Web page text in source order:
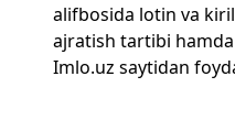
alifbosida lotin va
ajratish tartibi hamda
Imlo.uz saytidan